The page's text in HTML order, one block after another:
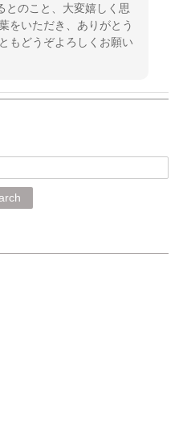
とのこと、大変嬉しく思
をいただき、ありがとう
もどうぞよろしくお願い
良く、手に馴染み、洗いやす
い、毎食時に使用していま
じシリーズの器を揃えて
をいただき、ありがとう